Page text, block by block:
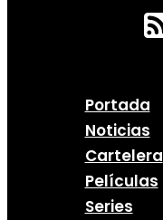
Portada
Noticias
Cartelera
Películas
Series